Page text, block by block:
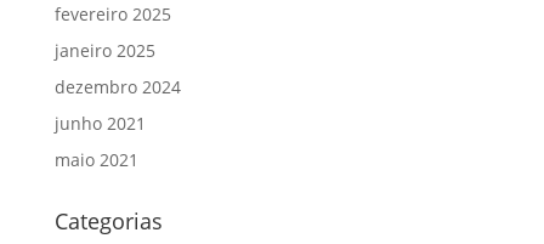
fevereiro 2025
janeiro 2025
dezembro 2024
junho 2021
maio 2021
Categorias